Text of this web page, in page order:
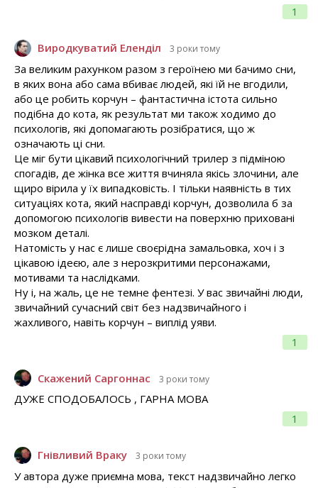
1
Виродкуватий Еленділ 3 роки тому
1
За великим рахунком разом з героїнею ми бачимо сни,
в яких вона або сама вбиває людей, які їй не вгодили,
або це робить корчун – фантастична істота сильно
подібна до кота, як результат ми також ходимо до
психологів, які допомагають розібратися, що ж
означають ці сни.
Це міг бути цікавий психологічний трилер з підміною
спогадів, де жінка все життя вчиняла якісь злочини, але
щиро вірила у їх випадковість. І тільки наявність в тих
ситуаціях кота, який насправді корчун, дозволила б за
допомогою психологів вивести на поверхню приховані
мозком деталі.
Натомість у нас є лише своєрідна замальовка, хоч і з
цікавою ідеєю, але з нерозкритими персонажами,
мотивами та наслідками.
Ну і, на жаль, це не темне фентезі. У вас звичайні люди,
звичайний сучасний світ без надзвичайного і
жахливого, навіть корчун – виплід уяви.
Скажений Саргоннас 3 роки тому
1
ДУЖЕ СПОДОБАЛОСЬ , ГАРНА МОВА
Гнівливий Враку 3 роки тому
У автора дуже приємна мова, текст надзвичайно легко